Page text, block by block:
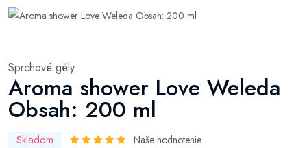
Sprchové gély
Aroma shower Love Weleda
Obsah: 200 ml
Skladom Naše hodnotenie